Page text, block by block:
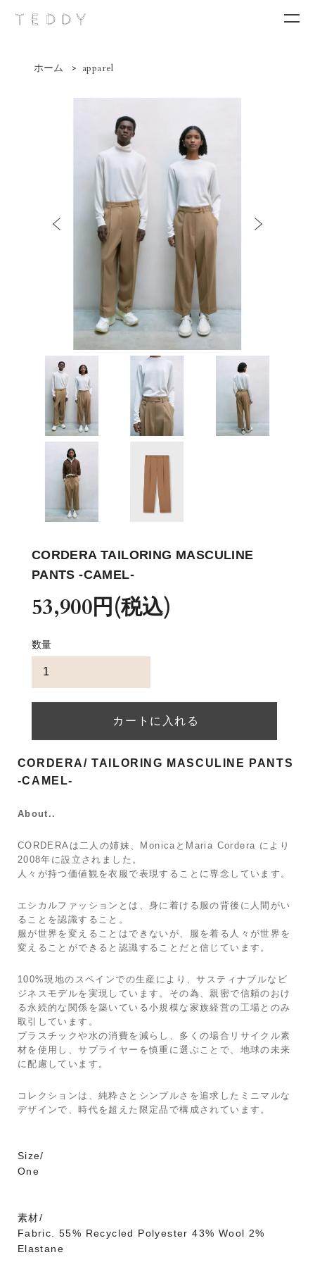
New arrivals
Contact
ホーム > apparel
CORDERA TAILORING MASCULINE
PANTS -CAMEL-
53,900円(税込)
数量
CORDERA/ TAILORING MASCULINE PANTS
-CAMEL-
About..
CORDERAは二人の姉妹、MonicaとMaria Cordera により
2008年に設立されました。
人々が持つ価値観を衣服で表現することに専念しています。
エシカルファッションとは、身に着ける服の背後に人間がい
ることを認識すること。
服が世界を変えることはできないが、服を着る人々が世界を
変えることができると認識することだと信じています。
100%現地のスペインでの生産により、サスティナブルなビ
ジネスモデルを実現しています。その為、親密で信頼のおけ
る永続的な関係を築いている小規模な家族経営の工場とのみ
取引しています。
プラスチックや水の消費を減らし、多くの場合リサイクル素
材を使用し、サプライヤーを慎重に選ぶことで、地球の未来
に配慮しています。
コレクションは、純粋さとシンプルさを追求したミニマルな
デザインで、時代を超えた限定品で構成されています。
Size/
One
素材/
Fabric. 55% Recycled Polyester 43% Wool 2%
Elastane